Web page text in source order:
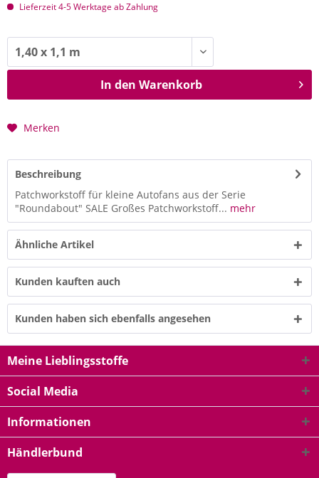
Lieferzeit 4-5 Werktage ab Zahlung
In den Warenkorb
Merken
Beschreibung
Patchworkstoff für kleine Autofans aus der Serie
"Roundabout" SALE Großes Patchworkstoff... mehr
Ähnliche Artikel
Kunden kauften auch
Kunden haben sich ebenfalls angesehen
Meine Lieblingsstoffe
Social Media
Informationen
Händlerbund